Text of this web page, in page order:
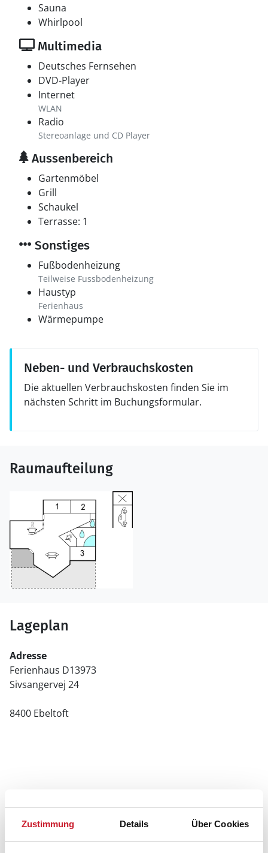
Zustimmung Details Über Cookies
Sauna
Whirlpool
Multimedia
Deutsches Fernsehen
DVD-Player
Internet
WLAN
Radio
Stereoanlage und CD Player
Aussenbereich
Gartenmöbel
Grill
Schaukel
Terrasse: 1
Sonstiges
Fußbodenheizung
Teilweise Fussbodenheizung
Haustyp
Ferienhaus
Wärmepumpe
Neben- und Verbrauchskosten
Die aktuellen Verbrauchskosten finden Sie im
nächsten Schritt im Buchungsformular.
Raumaufteilung
Lageplan
Adresse
Ferienhaus D13973
Sivsangervej 24
8400 Ebeltoft